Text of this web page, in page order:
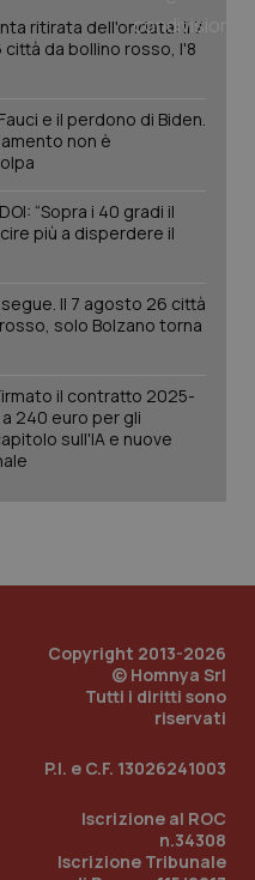
ritirata dell'ondata: il 7
da bollino rosso, l'8
e il perdono di Biden.
non è
“Sopra i 40 gradi il
più a disperdere il
Il 7 agosto 26 città
solo Bolzano torna
il contratto 2025-
240 euro per gli
sull'IA e nuove
Copyright 2013-2026
© Homnya Srl
Tutti i diritti sono
riservati
P.I. e C.F. 13026241003
Iscrizione al ROC
n.34308
Iscrizione Tribunale
.quotidianosanita.it
1
mese